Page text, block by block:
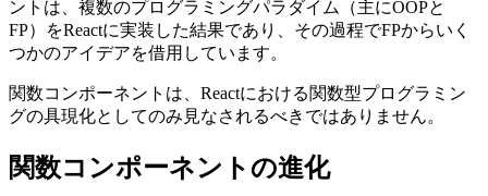
ントは、複数のプログラミングパラダイム（主にOOPと
FP）をReactに実装した結果であり、その過程でFPからいく
つかのアイデアを借用しています。
関数コンポーネントは、Reactにおける関数型プログラミン
グの具現化としてのみ見なされるべきではありません。
関数コンポーネントの進化